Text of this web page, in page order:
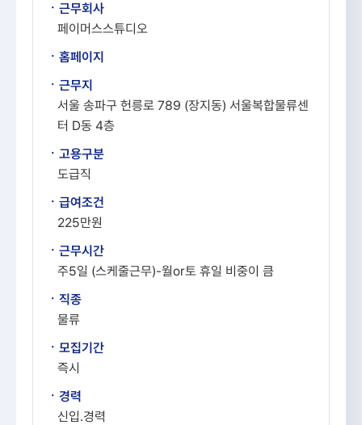
ㆍ근무회사
페이머스스튜디오
ㆍ홈페이지
ㆍ근무지
서울 송파구 헌릉로 789 (장지동) 서울복합물류센
터 D동 4층
ㆍ고용구분
도급직
ㆍ급여조건
225만원
ㆍ근무시간
주5일 (스케줄근무)-월or토 휴일 비중이 큼
ㆍ직종
물류
ㆍ모집기간
즉시
ㆍ경력
신입.경력